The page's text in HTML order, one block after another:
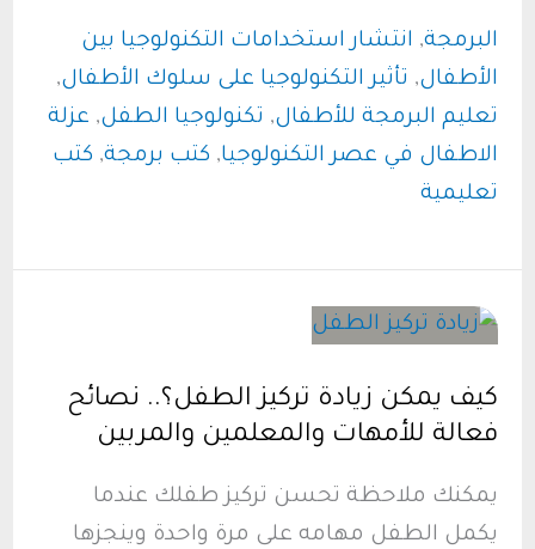
اجعل
مبرمجا
للأطفال
البرمجة, انتشار استخدامات التكنولوجيا بين
الأطفال, تأثير التكنولوجيا على سلوك الأطفال,
تعليم البرمجة للأطفال, تكنولوجيا الطفل, عزلة
الاطفال في عصر التكنولوجيا, كتب برمجة, كتب
تعليمية
كيف يمكن زيادة تركيز الطفل؟.. نصائح
فعالة للأمهات والمعلمين والمربين
يمكنك ملاحظة تحسن تركيز طفلك عندما
يكمل الطفل مهامه على مرة واحدة وينجزها